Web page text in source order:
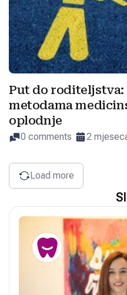
Put do roditeljstva:
metodama
oplodnje
0 comments 2
Load more